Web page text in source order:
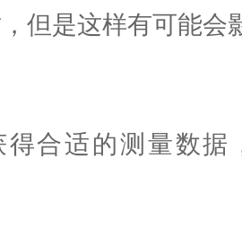
但是这样有可能会
得合适的测量数据